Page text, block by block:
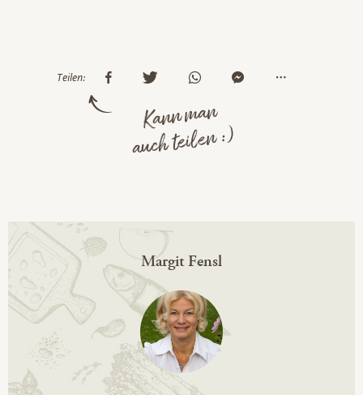
Teilen:
Kann man
auch teilen :)
Margit Fensl